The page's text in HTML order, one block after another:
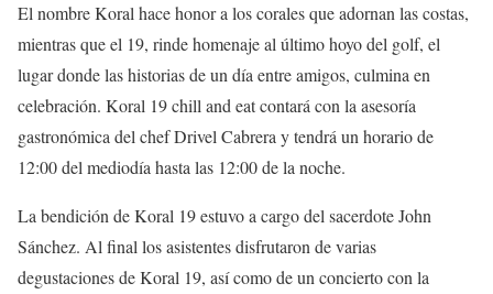
El nombre Koral hace honor a los corales que adornan las costas,
mientras que el 19, rinde homenaje al último hoyo del golf, el
lugar donde las historias de un día entre amigos, culmina en
celebración. Koral 19 chill and eat contará con la asesoría
gastronómica del chef Drivel Cabrera y tendrá un horario de
12:00 del mediodía hasta las 12:00 de la noche.
La bendición de Koral 19 estuvo a cargo del sacerdote John
Sánchez. Al final los asistentes disfrutaron de varias
degustaciones de Koral 19, así como de un concierto con la